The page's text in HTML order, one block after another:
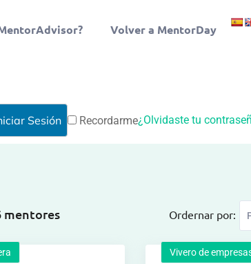
Volver a MentorDay
Recordarme¿Olvidaste tu
mentores Ordernar por:
Vivero de